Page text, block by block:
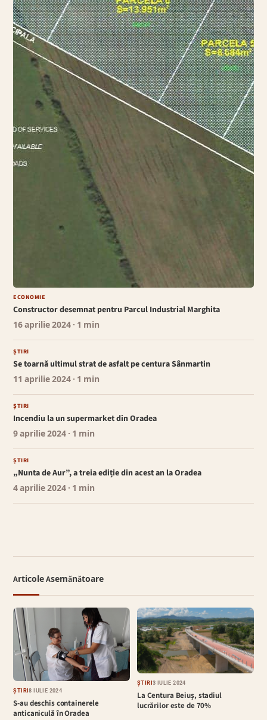
ECONOMIE
Constructor desemnat pentru Parcul Industrial Marghita
16 aprilie 2024 · 1 min
ȘTIRI
Se toarnă ultimul strat de asfalt pe centura Sânmartin
11 aprilie 2024 · 1 min
ȘTIRI
Incendiu la un supermarket din Oradea
9 aprilie 2024 · 1 min
ȘTIRI
„Nunta de Aur”, a treia ediție din acest an la Oradea
4 aprilie 2024 · 1 min
Articole Asemănătoare
ȘTIRI8 IULIE 2024
S-au deschis containerele
anticaniculă în Oradea
ȘTIRI3 IULIE 2024
La Centura Beiuș, stadiul
lucrărilor este de 70%